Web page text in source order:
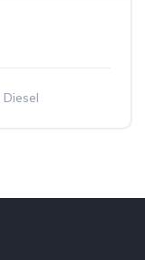
Diesel